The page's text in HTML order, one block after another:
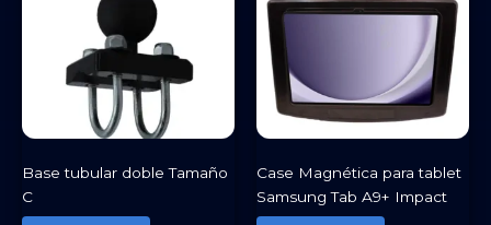
Base tubular doble Tamaño
C
Case Magnética para tablet
Samsung Tab A9+ Impact